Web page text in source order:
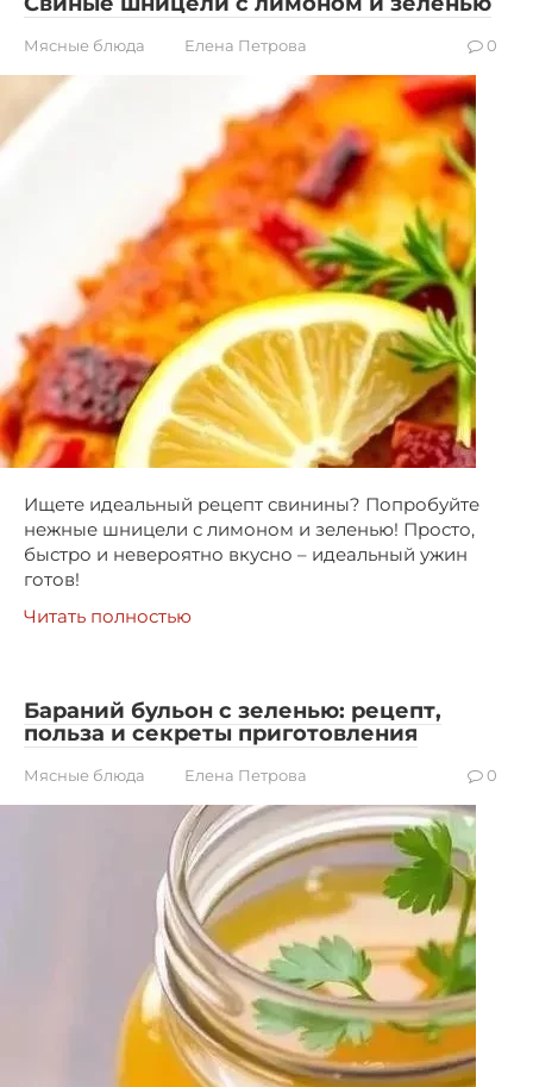
Мясные блюда Елена Петрова 0
Ищете идеальный рецепт свинины? Попробуйте
нежные шницели с лимоном и зеленью! Просто,
быстро и невероятно вкусно – идеальный ужин
готов!
Читать полностью
Бараний бульон с зеленью: рецепт,
польза и секреты приготовления
Мясные блюда Елена Петрова 0